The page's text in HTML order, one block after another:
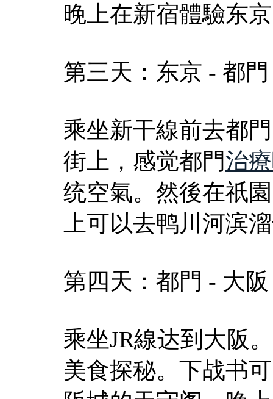
晚上在新宿體驗东
第三天：东京 - 都門
乘坐新干線前去都
街上，感觉都門治
统空氣。然後在祇
上可以去鸭川河滨
第四天：都門 - 大阪
乘坐JR線达到大阪
美食探秘。下战书